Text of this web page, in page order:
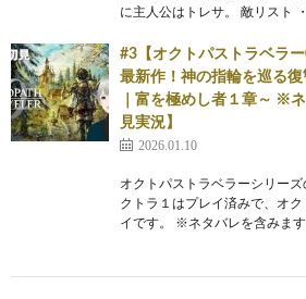
に主人公はトレサ。 敵リスト
#3【オクトパストラベラ
最新作！神の指輪を巡る
｜富を極めし者１章～ ※
見実況】
2026.01.10
オクトパストラベラーシリー
クトラ１はプレイ済みで、オ
イです。 ※ネタバレを含みま